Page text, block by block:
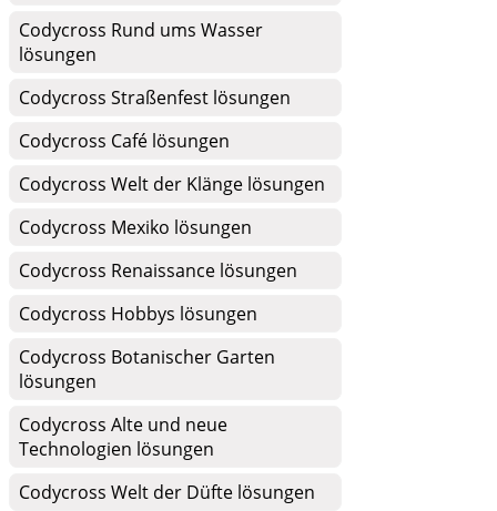
Codycross Rund ums Wasser
lösungen
Codycross Straßenfest lösungen
Codycross Café lösungen
Codycross Welt der Klänge lösungen
Codycross Mexiko lösungen
Codycross Renaissance lösungen
Codycross Hobbys lösungen
Codycross Botanischer Garten
lösungen
Codycross Alte und neue
Technologien lösungen
Codycross Welt der Düfte lösungen